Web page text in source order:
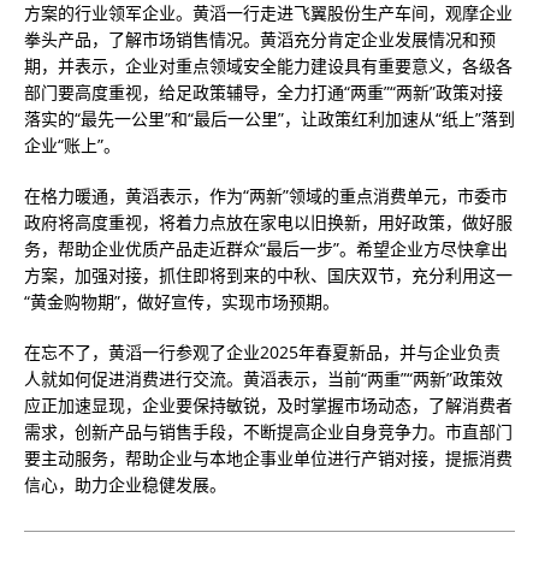
方案的行业领军企业。黄滔一行走进飞翼股份生产车间，观摩企业
拳头产品，了解市场销售情况。黄滔充分肯定企业发展情况和预
期，并表示，企业对重点领域安全能力建设具有重要意义，各级各
部门要高度重视，给足政策辅导，全力打通“两重”“两新”政策对接
落实的“最先一公里”和“最后一公里”，让政策红利加速从“纸上”落到
企业“账上”。
在格力暖通，黄滔表示，作为“两新”领域的重点消费单元，市委市
政府将高度重视，将着力点放在家电以旧换新，用好政策，做好服
务，帮助企业优质产品走近群众“最后一步”。希望企业方尽快拿出
方案，加强对接，抓住即将到来的中秋、国庆双节，充分利用这一
“黄金购物期”，做好宣传，实现市场预期。
在忘不了，黄滔一行参观了企业2025年春夏新品，并与企业负责
人就如何促进消费进行交流。黄滔表示，当前“两重”“两新”政策效
应正加速显现，企业要保持敏锐，及时掌握市场动态，了解消费者
需求，创新产品与销售手段，不断提高企业自身竞争力。市直部门
要主动服务，帮助企业与本地企事业单位进行产销对接，提振消费
信心，助力企业稳健发展。